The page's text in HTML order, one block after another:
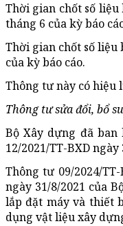
Thời gian chốt số
tháng 6 của kỳ báo
Thời gian chốt số liệu
của kỳ báo cáo.
Thông tư này có hiệu
Thông tư sửa đổi, bổ
Bộ Xây dựng đã ban
12/2021/TT-BXD
Thông tư 09/2024/
ngày 31/8/2021 của
lắp đặt máy và thiết
dụng vật liệu xây